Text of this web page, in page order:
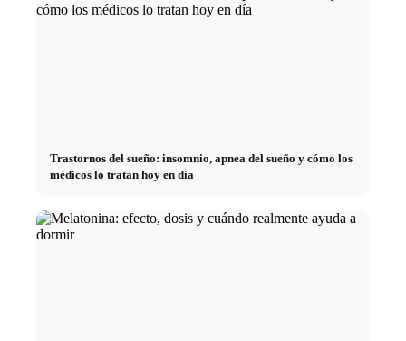
Trastornos del sueño: insomnio, apnea del sueño y cómo los
médicos lo tratan hoy en día